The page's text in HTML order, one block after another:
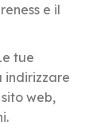
e il
tue
indirizzare
web,